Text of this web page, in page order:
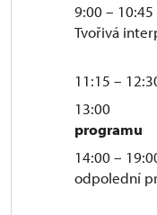
9:00 –
Tvořivá
11:15 –
programu
14:00 –
odpolední